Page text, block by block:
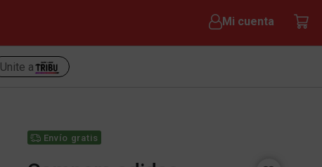
Mi cuenta
Unite a
Envío gratis